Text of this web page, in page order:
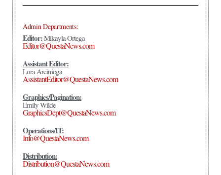
Admin Departments:
Editor:Mikayla Ortega
Editor@QuestaNews.com
Assistant Editor:
Lora Arciniega
AssistantEditor@QuestaNews.com
Graphics/Pagination:
Emily Wilde
GraphicsDept@QuestaNews.com
Operations/IT:
Info@QuestaNews.com
Distribution:
Distribution@QuestaNews.com